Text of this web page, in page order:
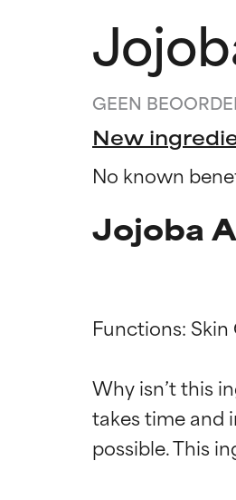
GEEN
New
No known
Jojoba
Functions:
Why isn’t this
takes time and